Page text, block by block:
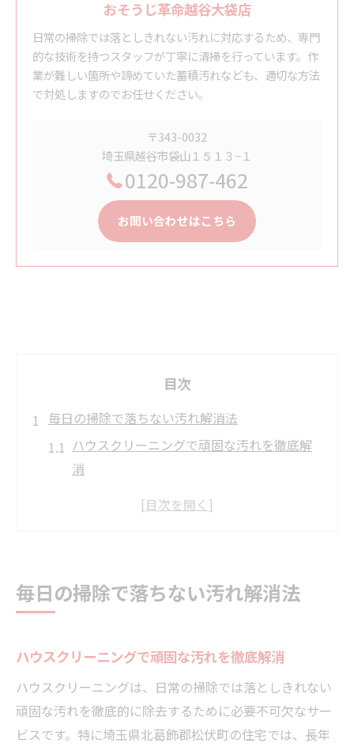
おそうじ革命越谷大袋店
日常の掃除では落としきれない汚れに対応するため、専門
的な技術を持つスタッフが丁寧に清掃を行っています。作
業が難しい箇所や諦めていた蓄積汚れなども、適切な方法
で対処しますのでお任せください。
〒343-0032
埼玉県越谷市袋山１５１３−１
0120-987-462
お問い合わせはこちら
目次
毎日の掃除で落ちない汚れ解消法
ハウスクリーニングで頑固な汚れを徹底解
消
松伏町の住まいに多い汚れ種類と対策表
ハウスクリーニングが必要な理由と健康面
果
アレルギー対策に適した清掃方法比較表
松伏町で増える健康被害の原因を知る
ハウスクリーニングがもたらす安心感とは
毎日の掃除で落ちない汚れ解消法
ハウスクリーニングで頑固な汚れを徹底解消
ハウスクリーニングは、日常の掃除では落としきれない
頑固な汚れを徹底的に除去するために必要不可欠なサー
ビスです。特に埼玉県北葛飾郡松伏町の住宅では、長年